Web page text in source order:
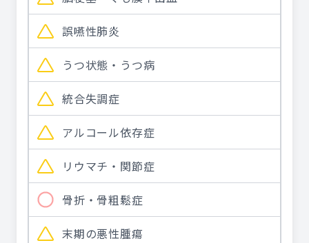
誤嚥性肺炎
うつ状態・うつ病
統合失調症
アルコール依存症
リウマチ・関節症
骨折・骨粗鬆症
末期の悪性腫瘍